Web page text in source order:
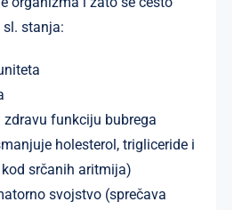
sl. stanja:
funkciju bubrega
holesterol, trigliceride i
srčanih aritmija)
svojstvo (sprečava